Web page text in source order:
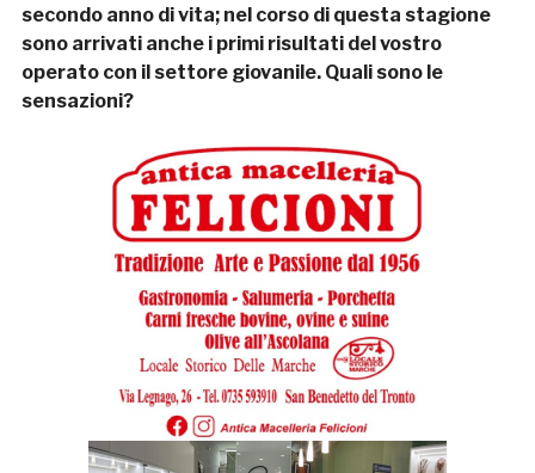
secondo anno di vita; nel corso di questa stagione
sono arrivati anche i primi risultati del vostro
operato con il settore giovanile. Quali sono le
sensazioni?